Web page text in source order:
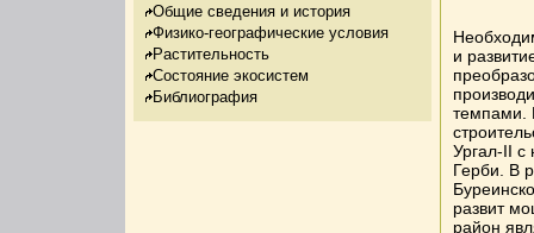
Общие сведения и история
Физико-географические условия
Растительность
Состояние экосистем
Библиография
и
темпами.
Ургал-II с
Герби. В
развит
район